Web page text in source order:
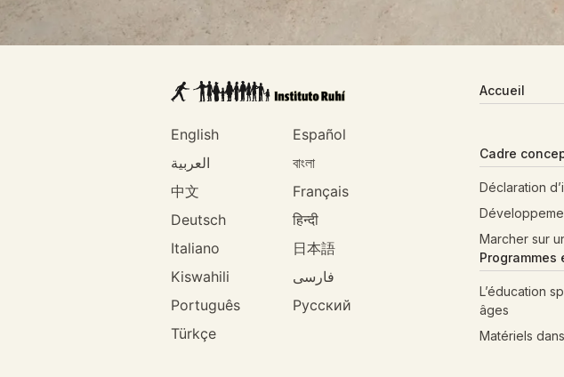
English
Español
العربية
বাংলা
中文
Français
Deutsch
हिन्दी
Italiano
日本語
Kiswahili
فارسی
Português
Русский
Türkçe
Accueil
Cadre
Déclaration
Marcher sur
Programmes
L’éducation
âges
Matériels